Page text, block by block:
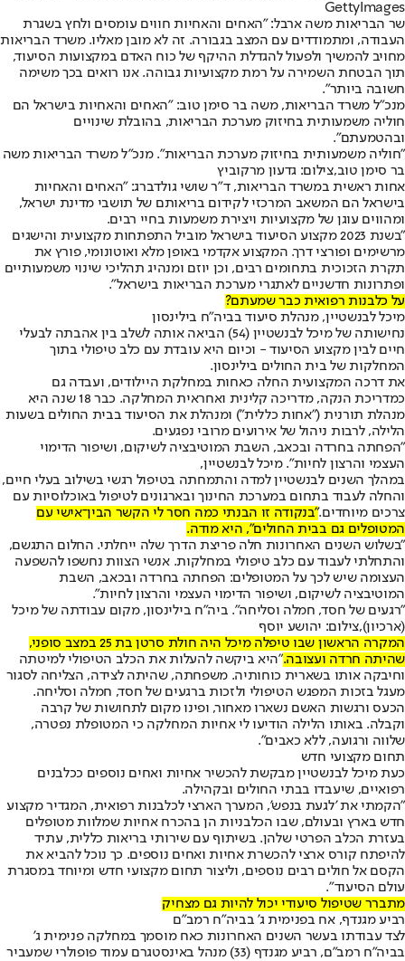
GettyImages
שר הבריאות משה ארבל: "האחים והאחיות חווים עומסים ולחץ בשגרת
העבודה, ומתמודדים עם המצב בגבורה. זה לא מובן מאליו. משרד הבריאות
מחויב להמשיך ולפעול להגדלת ההיקף של כוח האדם במקצועות הסיעוד,
תוך הבטחת השמירה על רמת מקצועיות גבוהה. אנו רואים בכך משימה
חשובה ביותר".
מנכ"ל משרד הבריאות, משה בר סימן טוב: "האחים והאחיות בישראל הם
חוליה משמעותית בחיזוק מערכת הבריאות, בהובלת שינויים
ובהטמעתם".
"חוליה משמעותית בחיזוק מערכת הבריאות". מנכ"ל משרד הבריאות משה
בר סימן טוב,צילום: גדעון מרקוביץ
אחות ראשית במשרד הבריאות, ד"ר שושי גולדברג: "האחים והאחיות
בישראל הם המשאב המרכזי לקידום בריאותם של תושבי מדינת ישראל,
ומהווים עוגן של מקצועיות ויצירת משמעות בחיי רבים.
"בשנת 2023 מקצוע הסיעוד בישראל מוביל התפתחות מקצועית והישגים
מרשימים ופורצי דרך. המקצוע אקדמי באופן מלא ואוטונומי, פורץ את
תקרת הזכוכית בתחומים רבים, וכן יוזם ומנהיג תהליכי שינוי משמעותיים
ופתרונות חדשניים לאתגרי מערכת הבריאות בישראל".
על כלבנות רפואית כבר שמעתם?
מיכל לבנשטיין, מנהלת סיעוד בביה"ח בילינסון
נחישותה של מיכל לבנשטיין (54) הביאה אותה לשלב בין אהבתה לבעלי
חיים לבין מקצוע הסיעוד - וכיום היא עובדת עם כלב טיפולי בתוך
המחלקות של בית החולים בילינסון.
את דרכה המקצועית החלה כאחות במחלקת היילודים, ועבדה גם
כמדריכת הנקה, מדריכה קלינית ואחראית המחלקה. כבר 18 שנה היא
מנהלת תורנית ("אחות כללית") ומנהלת את הסיעוד בבית החולים בשעות
הלילה, לרבות ניהול של אירועים מרובי נפגעים.
"הפחתה בחרדה ובכאב, השבת המוטיבציה לשיקום, ושיפור הדימוי
העצמי והרצון לחיות". מיכל לבנשטיין,
במהלך השנים לבנשטיין למדה והתמחתה בטיפול רגשי בשילוב בעלי חיים,
והחלה לעבוד בתחום במערכת החינוך ובארגונים לטיפול באוכלוסיות עם
צרכים מיוחדים."בנקודה זו הבנתי כמה חסר לי הקשר הבין־אישי עם
המטופלים גם בבית החולים", היא מודה.
"בשלוש השנים האחרונות חלה פריצת הדרך שלה ייחלתי. החלום התגשם,
והתחלתי לעבוד עם כלב טיפולי במחלקות. אנשי הצוות נחשפו להשפעה
העצומה שיש לכך על המטופלים: הפחתה בחרדה ובכאב, השבת
המוטיבציה לשיקום, ושיפור הדימוי העצמי והרצון לחיות".
"רגעים של חסד, חמלה וסליחה". ביה"ח בילינסון, מקום עבודתה של מיכל
(ארכיון),צילום: יהושע יוסף
המקרה הראשון שבו טיפלה מיכל היה חולת סרטן בת 25 במצב סופני,
שהיתה חרדה ועצובה."היא ביקשה להעלות את הכלב הטיפולי למיטתה
וחיבקה אותו בשארית כוחותיה. משפחתה, שהיתה לצידה, הצליחה לסגור
מעגל בזכות המפגש הטיפולי ולזכות ברגעים של חסד, חמלה וסליחה.
הכעס ורגשות האשם נשארו מאחור, ופינו מקום לתחושות של קרבה
וקבלה. באותו הלילה הודיעו לי אחיות המחלקה כי המטופלת נפטרה,
שלווה ורגועה, ללא כאבים".
תחום מקצועי חדש
כעת מיכל לבנשטיין מבקשת להכשיר אחיות ואחים נוספים ככלבנים
רפואיים, שיעבדו בבתי החולים ובקהילה.
"הקמתי את 'לגעת בנפש', המערך הארצי לכלבנות רפואית, המגדיר מקצוע
חדש בארץ ובעולם, שבו הכלבניות הן בהכרח אחיות שמלוות מטופלים
בעזרת הכלב הפרטי שלהן. בשיתוף עם שירותי בריאות כללית, עתיד
להיפתח קורס ארצי להכשרת אחיות ואחים נוספים. כך נוכל להביא את
הקסם אל חולים רבים נוספים, וליצור תחום מקצועי חדש ומיוחד במסגרת
עולם הסיעוד".
מתברר שטיפול סיעודי יכול להיות גם מצחיק
רביע מגנדף, אח בפנימית ג' בביה"ח רמב"ם
לצד עבודתו בעשר השנים האחרונות כאח מוסמך במחלקה פנימית ג'
בביה"ח רמב"ם, רביע מגנדף (33) מנהל באינסטגרם עמוד פופולרי שמעביר